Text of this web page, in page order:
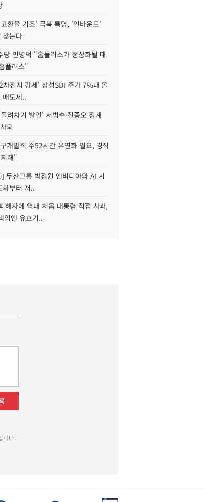
환율 기조' 극복 특명, '인바운드'
찾는다
당 민병덕 "홈플러스가 정상화될 때
플러스"
차전지 강세' 삼성SDI 주가 7%대 올
매도세..
려차기 발언' 서범수·진종오 징계
퇴
개발직 주52시간 유연화 필요, 경직
해"
두산그룹 박정원 엔비디아와 AI 시
화부터 저..
해자에 역대 처음 대통령 직접 사과,
임엔 유효기..
니다.